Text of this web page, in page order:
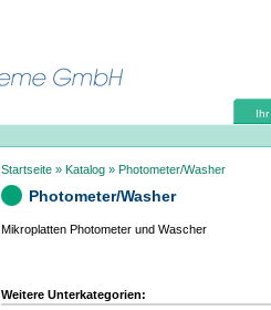
Startseite » Katalog » Photometer/Washer
Photometer/Washer
Mikroplatten Photometer und Wascher
Weitere Unterkategorien: